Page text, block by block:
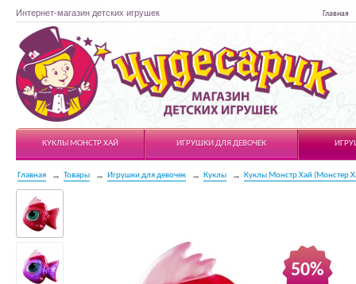
Интернет-магазин детских игрушек Главная
Чудесарик
КУКЛЫ МОНСТР ХАЙ
ИГРУШКИ ДЛЯ ДЕВОЧЕК
Главная Товары Игрушки для девочек Куклы Куклы Монстр Хай (Монстер
50%